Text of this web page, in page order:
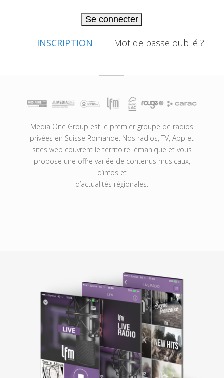
Se connecter
INSCRIPTION Mot de passe oublié ?
Media One Group est le premier groupe de radios
privées en Suisse Romande. Nos radios, TV, App et
sites web couvrent le territoire lémanique et vous
propose une offre variée de contenus musicaux,
d’infos et
d’actualités régionales.